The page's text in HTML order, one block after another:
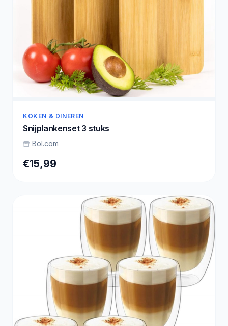
KOKEN & DINEREN
Snijplankenset 3 stuks
Bol.com
€15,99